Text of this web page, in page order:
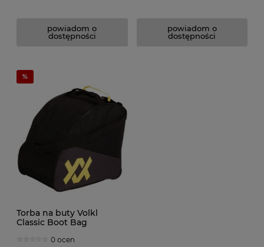
powiadom o
dostępności
powiadom o
dostępności
Torba na buty Volkl
Classic Boot Bag
0 ocen